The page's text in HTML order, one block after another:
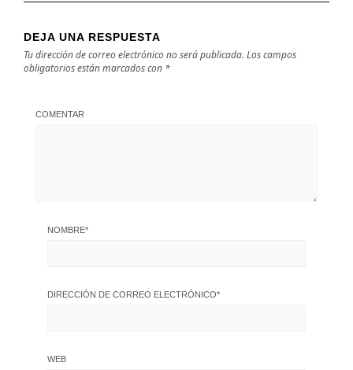
DEJA UNA RESPUESTA
Tu dirección de correo electrónico no será publicada. Los campos
obligatorios están marcados con *
COMENTAR
NOMBRE*
DIRECCIÓN DE CORREO ELECTRÓNICO*
WEB